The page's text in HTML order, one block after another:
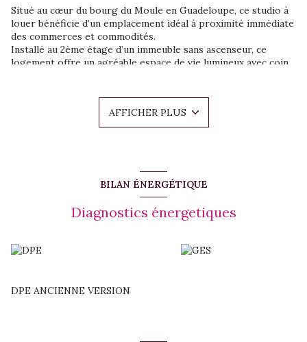
Situé au cœur du bourg du Moule en Guadeloupe, ce studio à
louer bénéficie d’un emplacement idéal à proximité immédiate
des commerces et commodités.
Installé au 2ème étage d’un immeuble sans ascenseur, ce
logement offre un agréable espace de vie lumineux avec coin
Ce studio au Moule conviendra parfaitement à une personne
seule ou couple recherchant un appartement fonctionnel,
bien situé et bénéficiant d’un cadre agréable en Guadeloupe.
Salle d’eau avec WC
Conditions de location :
Internet inclus
Eau et EDF à la charge du locataire
Disponible 1er septembre 2026.
AFFICHER PLUS
BILAN ÉNERGÉTIQUE
Diagnostics énergetiques
DPE ANCIENNE VERSION